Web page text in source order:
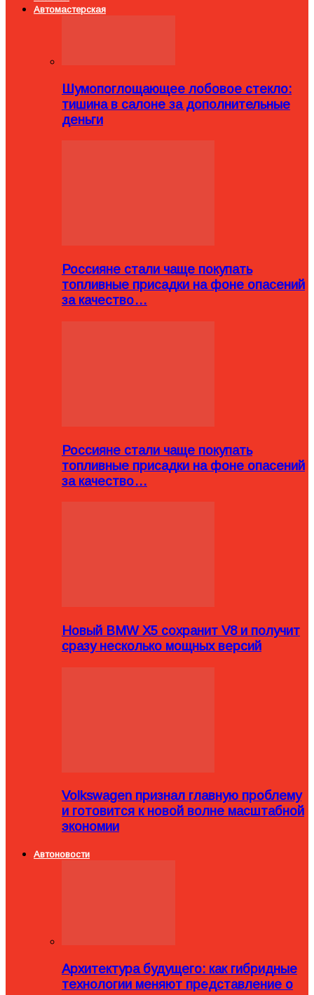
Автомастерская
Шумопоглощающее лобовое стекло:
тишина в салоне за дополнительные
деньги
Россияне стали чаще покупать
топливные присадки на фоне опасений
за качество…
Россияне стали чаще покупать
топливные присадки на фоне опасений
за качество…
Новый BMW X5 сохранит V8 и получит
сразу несколько мощных версий
Volkswagen признал главную проблему
и готовится к новой волне масштабной
экономии
Автоновости
Архитектура будущего: как гибридные
технологии меняют представление о